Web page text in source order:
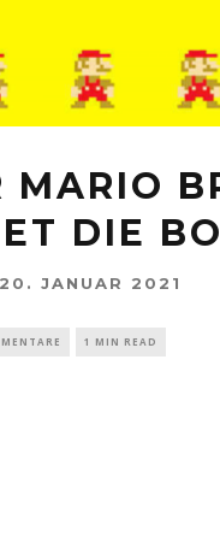
MARIO
DIE
20. JANUAR 2021
1 MIN READ